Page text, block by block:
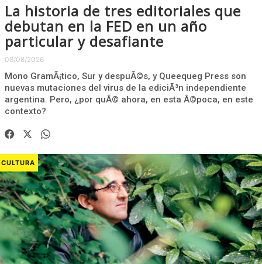
La historia de tres editoriales que
debutan en la FED en un año
particular y desafiante
08/08/2026
Mono GramÃ¡tico, Sur y despuÃ©s, y Queequeg Press son
nuevas mutaciones del virus de la ediciÃ³n independiente
argentina. Pero, ¿por quÃ© ahora, en esta Ã©poca, en este
contexto?
CULTURA